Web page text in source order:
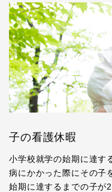
子の看護休暇
小学校就学の始期に達す
病にかかった際にその子
始期に達するまでの子が